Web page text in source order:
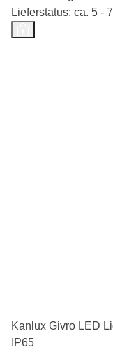
Lieferstatus: ca. 5 -
Kanlux Givro LED
IP65